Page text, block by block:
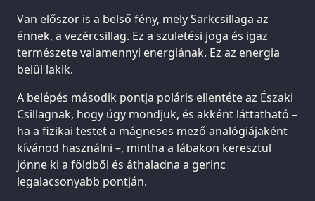
Van először is a belső fény, mely Sarkcsillaga az
énnek, a vezércsillag. Ez a születési joga és igaz
természete valamennyi energiának. Ez az energia
belül lakik.
A belépés második pontja poláris ellentéte az Északi
Csillagnak, hogy úgy mondjuk, és akként láttatható –
ha a fizikai testet a mágneses mező analógiájaként
kívánod használni –, mintha a lábakon keresztül
jönne ki a földből és áthaladna a gerinc
legalacsonyabb pontján.